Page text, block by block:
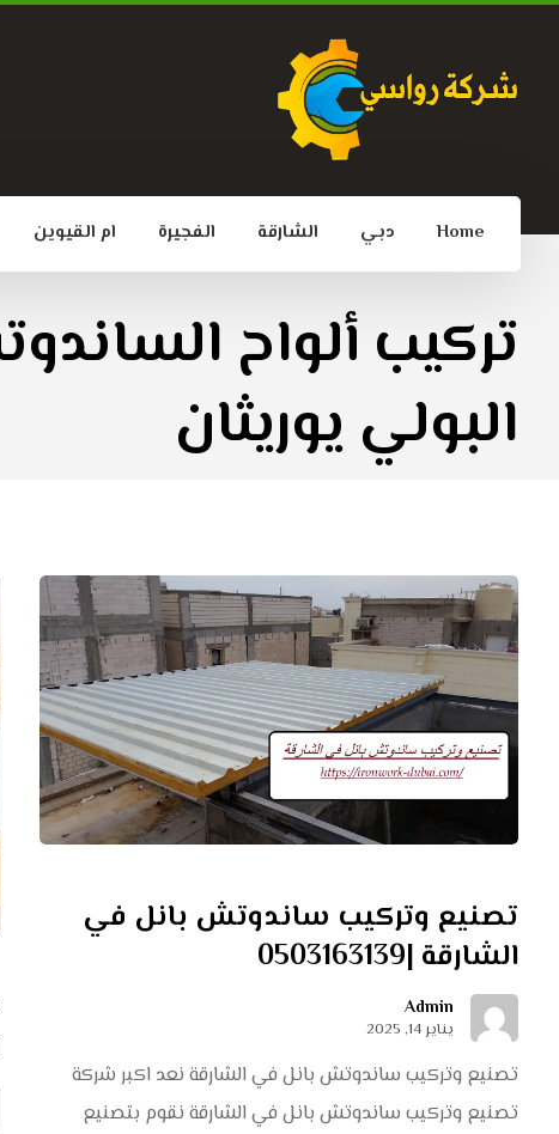
Home دبي الشارقة الفجيرة ام القيوين
تركيب ألواح
البولي يوريثان
تصنيع وتركيب ساندوتش بانل في
الشارقة |0503163139
Admin
يناير 14, 2025
تصنيع وتركيب ساندوتش بانل في الشارقة نعد اكبر شركة
تصنيع وتركيب ساندوتش بانل في الشارقة نقوم بتصنيع